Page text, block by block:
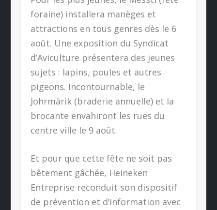
foraine) installera manèges et
attractions en tous genres dès le 6
août. Une exposition du Syndicat
d’Aviculture présentera des jeunes
sujets : lapins, poules et autres
pigeons. Incontournable, le
Johrmärik (braderie annuelle) et la
brocante envahiront les rues du
centre ville le 9 août.
Et pour que cette fête ne soit pas
bêtement gâchée, Heineken
Entreprise reconduit son dispositif
de prévention et d’information avec